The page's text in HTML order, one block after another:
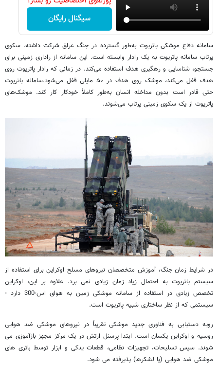
سیگنال رایگان
سامانه دفاع موشکی پاتریوت به‌طور گسترده در جنگ عراق شرکت داشته. سکوی
پرتاب سامانه پاتریوت به یک رادار وابسته است. این سامانه از راداری زمینی برای
جستجو، شناسایی و رهگیری هدف استفاده می‌کند. در زمانی که رادار پاتریوت روی
هدف قفل می‌کند، موشک روی هدف در ۵۰ مایلی قفل می‌شود.سامانه پاتریوت
حتی قادر است بدون مداخله انسان به‌طور کاملاً خودکار کار کند. موشک‌های
پاتریوت از یک سکوی زمینی پرتاب می‌شوند.
در شرایط زمان جنگ، آموزش متخصصان نیروهای مسلح اوکراین برای استفاده از
سیستم پاتریوت به احتمال زیاد زمان زیادی نمی برد. علاوه بر این، اوکراین
تخصص زیادی در استفاده از سامانه موشکی زمین به هوای اس-300 دارد -
سیستمی که از نظر ساختاری شبیه پاتریوت است.
رویه دستیابی به فناوری جدید موشکی تقریباً در نیروهای موشکی ضد هوایی
روسیه و اوکراین یکسان است. ابتدا پرسنل ارتش در یک مرکز مجهز بازآموزی می
شوند. سپس تسلیحات، تجهیزات نظامی، قطعات یدکی و ابزار توسط باتری های
موشکی ضد هوایی (یا لشکرها) پذیرفته می شود.